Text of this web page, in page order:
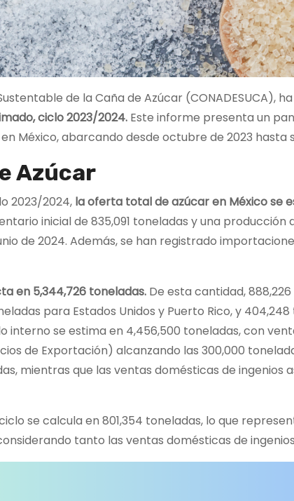
de la Caña de Azúcar (CONADESUCA),
ciclo 2023/2024. Este informe presenta un
México, abarcando desde octubre de 2023 hasta
Azúcar
2023/2024, la oferta total de azúcar en México se
inicial de 835,091 toneladas y una producción
de 2024. Además, se han registrado
en 5,344,726 toneladas. De esta cantidad,
para Estados Unidos y Puerto Rico, y
interno se estima en 4,456,500 toneladas, con
de Exportación) alcanzando las 300,000
mientras que las ventas domésticas de ingenios
se calcula en 801,354 toneladas, lo que
tanto las ventas domésticas de